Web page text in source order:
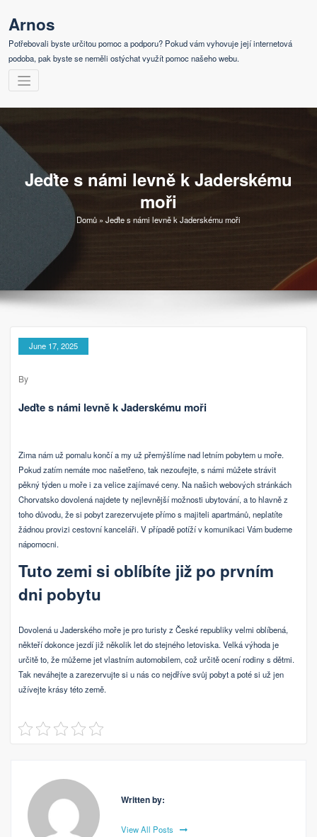
content
Arnos
Potřebovali byste určitou pomoc a podporu? Pokud vám vyhovuje její internetová
podoba, pak byste se neměli ostýchat využít pomoc našeho webu.
Jeďte s námi levně k Jaderskému
moři
Domů » Jeďte s námi levně k Jaderskému moři
June 17, 2025
By
Jeďte s námi levně k Jaderskému moři
Zima nám už pomalu končí a my už přemýšlíme nad letním pobytem u moře.
Pokud zatím nemáte moc našetřeno, tak nezoufejte, s námi můžete strávit
pěkný týden u moře i za velice zajímavé ceny. Na našich webových stránkách
Chorvatsko dovolenánajdete ty nejlevnější možnosti ubytování, a to hlavně z
toho důvodu, že si pobyt zarezervujete přímo s majiteli apartmánů, neplatíte
žádnou provizi cestovní kanceláři. V případě potíží v komunikaci Vám budeme
nápomocni.
Tuto zemi si oblíbíte již po prvním
dni pobytu
Dovolená u Jaderského moře je pro turisty z České republiky velmi oblíbená,
někteří dokonce jezdí již několik let do stejného letoviska. Velká výhoda je
určitě to, že můžeme jet vlastním automobilem, což určitě ocení rodiny s dětmi.
Tak neváhejte a zarezervujte si u nás co nejdříve svůj pobyt a poté si už jen
užívejte krásy této země.
Written by:
View All Posts